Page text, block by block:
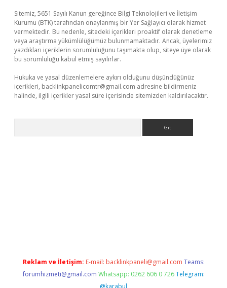
Sitemiz, 5651 Sayılı Kanun gereğince Bilgi Teknolojileri ve İletişim
Kurumu (BTK) tarafından onaylanmış bir Yer Sağlayıcı olarak hizmet
vermektedir. Bu nedenle, sitedeki içerikleri proaktif olarak denetleme
veya araştırma yükümlülüğümüz bulunmamaktadır. Ancak, üyelerimiz
yazdıkları içeriklerin sorumluluğunu taşımakta olup, siteye üye olarak
bu sorumluluğu kabul etmiş sayılırlar.
Hukuka ve yasal düzenlemelere aykırı olduğunu düşündüğünüz
içerikleri, backlinkpanelicomtr@gmail.com adresine bildirmeniz
halinde, ilgili içerikler yasal süre içerisinde sitemizden kaldırılacaktır.
Reklam ve İletişim: E-mail: backlinkpaneli@gmail.com Teams:
forumhizmeti@gmail.com Whatsapp: 0262 606 0 726 Telegram:
@karabul